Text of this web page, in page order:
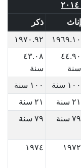
إناث
ذكر
١٩٦٩.١٠
١٩٧٠.٩٢
٤٤.٩٠
سنة
٤٣.٠٨
سنة
١٠٠ سنة
١٠٠ سنة
٢١ سنة
٢١ سنة
٧٩ سنة ٧٩ سنة
١٩٧٢ ١٩٧٤